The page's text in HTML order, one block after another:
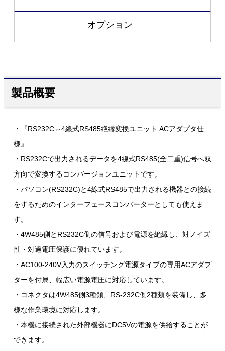
オプション
製品概要
・『RS232C⇔4線式RS485絶縁変換ユニット ACアダプタ仕
様』
・RS232Cで出力されるデータを4線式RS485(全二重)信号へ双
方向で変換するコンバージョンユニットです。
・パソコン(RS232C)と4線式RS485で出力される機器との接続
をするためのインターフェースコンバーターとしても使えま
す。
・4W485側とRS232C側の信号および電源を絶縁し、対ノイズ
性・対過電圧保護に優れています。
・AC100-240V入力のスイッチング電源タイプの専用ACアダプ
ターを付属、幅広い電源電圧に対応しています。
・コネクタは4W485側3種類、RS-232C側2種類を装備し、多
様な作業環境に対応します。
・本機に接続された外部機器にDC5Vの電源を供給することが
できます。